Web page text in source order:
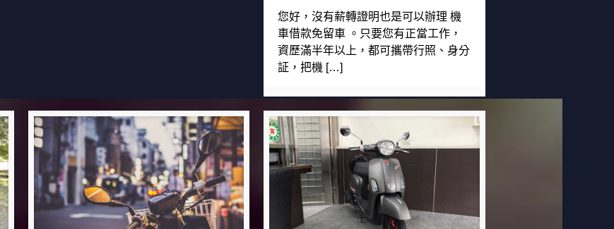
您好，沒有薪轉證明也是可以辦理 機
車借款免留車 。只要您有正當工作，
資歷滿半年以上，都可攜帶行照、身分
証，把機 […]